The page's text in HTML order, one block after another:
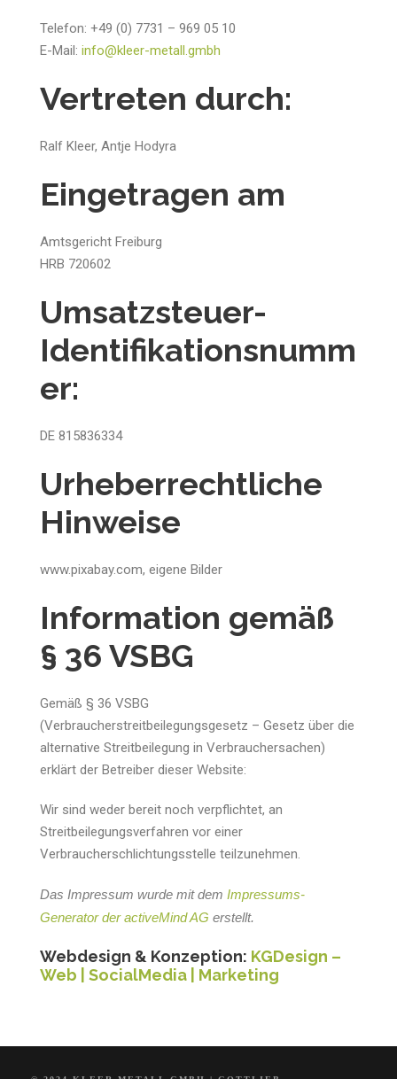
Telefon: +49 (0) 7731 – 969 05 10
E-Mail: info@kleer-metall.gmbh
Vertreten durch:
Ralf Kleer, Antje Hodyra
Eingetragen am
Amtsgericht Freiburg
HRB 720602
Umsatzsteuer-
Identifikationsnumm
er:
DE 815836334
Urheberrechtliche
Hinweise
www.pixabay.com, eigene Bilder
Information gemäß
§ 36 VSBG
Gemäß § 36 VSBG
(Verbraucherstreitbeilegungsgesetz – Gesetz über die
alternative Streitbeilegung in Verbrauchersachen)
erklärt der Betreiber dieser Website:
Wir sind weder bereit noch verpflichtet, an
Streitbeilegungsverfahren vor einer
Verbraucherschlichtungsstelle teilzunehmen.
Das Impressum wurde mit dem Impressums-
Generator der activeMind AG erstellt.
Webdesign & Konzeption: KGDesign –
Web | SocialMedia | Marketing